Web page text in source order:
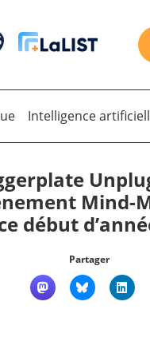
Intelligence
Mind-
début
Partager